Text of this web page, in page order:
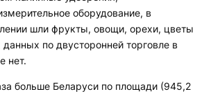
оборудование, в
шли фрукты, овощи, орехи, цветы
по двусторонней торговле в
нет.
больше Беларуси по площади (945,2